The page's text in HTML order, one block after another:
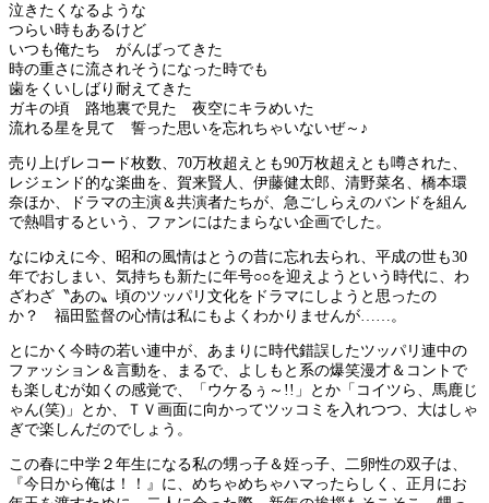
泣きたくなるような
つらい時もあるけど
いつも俺たち がんばってきた
時の重さに流されそうになった時でも
歯をくいしばり耐えてきた
ガキの頃 路地裏で見た 夜空にキラめいた
流れる星を見て 誓った思いを忘れちゃいないぜ～♪
売り上げレコード枚数、70万枚超えとも90万枚超えとも噂された、
レジェンド的な楽曲を、賀来賢人、伊藤健太郎、清野菜名、橋本環
奈ほか、ドラマの主演＆共演者たちが、急ごしらえのバンドを組ん
で熱唱するという、ファンにはたまらない企画でした。
なにゆえに今、昭和の風情はとうの昔に忘れ去られ、平成の世も30
年でおしまい、気持ちも新たに年号○○を迎えようという時代に、わ
ざわざ〝あの〟頃のツッパリ文化をドラマにしようと思ったの
か？ 福田監督の心情は私にもよくわかりませんが……。
とにかく今時の若い連中が、あまりに時代錯誤したツッパリ連中の
ファッション＆言動を、まるで、よしもと系の爆笑漫才＆コントで
も楽しむが如くの感覚で、「ウケるぅ～!!」とか「コイツら、馬鹿じ
ゃん(笑)」とか、ＴＶ画面に向かってツッコミを入れつつ、大はしゃ
ぎで楽しんだのでしょう。
この春に中学２年生になる私の甥っ子＆姪っ子、二卵性の双子は、
『今日から俺は！！』に、めちゃめちゃハマったらしく、正月にお